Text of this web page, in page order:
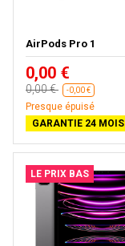
AirPods Pro 1
0,00 €
0,00 € -0,00 €
Presque épuisé
GARANTIE 24 MOIS
LE PRIX BAS